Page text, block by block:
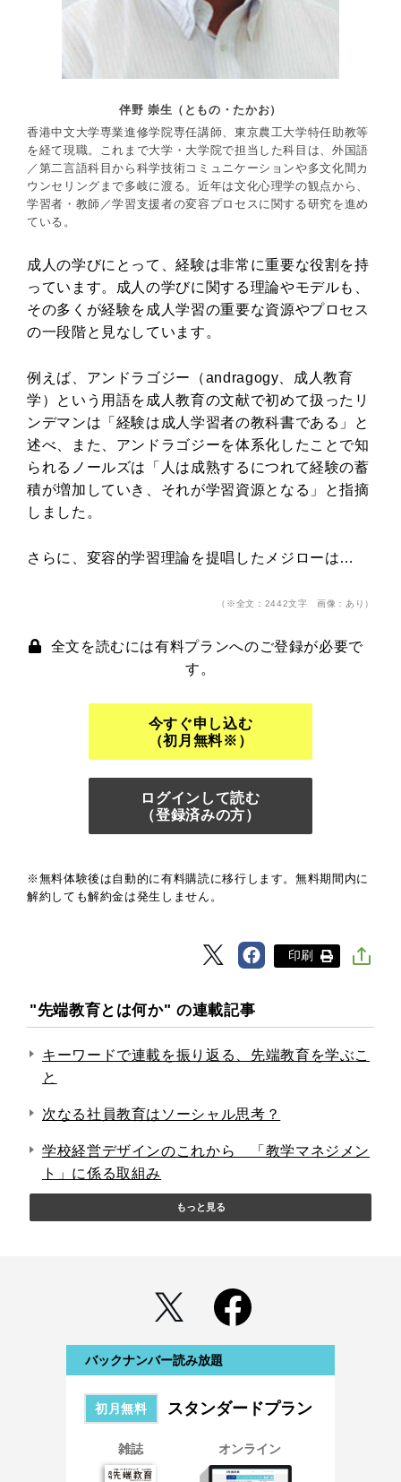
伴野 崇生（ともの・たかお）
香港中文大学専業進修学院専任講師、東京農工大学特任助教等
を経て現職。これまで大学・大学院で担当した科目は、外国語
／第二言語科目から科学技術コミュニケーションや多文化間カ
ウンセリングまで多岐に渡る。近年は文化心理学の観点から、
学習者・教師／学習支援者の変容プロセスに関する研究を進め
ている。
成人の学びにとって、経験は非常に重要な役割を持
っています。成人の学びに関する理論やモデルも、
その多くが経験を成人学習の重要な資源やプロセス
の一段階と見なしています。
例えば、アンドラゴジー（andragogy、成人教育
学）という用語を成人教育の文献で初めて扱ったリ
ンデマンは「経験は成人学習者の教科書である」と
述べ、また、アンドラゴジーを体系化したことで知
られるノールズは「人は成熟するにつれて経験の蓄
積が増加していき、それが学習資源となる」と指摘
しました。
さらに、変容的学習理論を提唱したメジローは…
（※全文：2442文字 画像：あり）
全文を読むには有料プランへのご登録が必要で
す。
今すぐ申し込む
（初月無料※）
ログインして読む
（登録済みの方）
※無料体験後は自動的に有料購読に移行します。無料期間内に
解約しても解約金は発生しません。
印刷
"先端教育とは何か" の連載記事
キーワードで連載を振り返る、先端教育を学ぶこ
と
次なる社員教育はソーシャル思考？
学校経営デザインのこれから 「教学マネジメン
ト」に係る取組み
もっと見る
バックナンバー読み放題
初月無料 スタンダードプラン
雑誌 オンライン